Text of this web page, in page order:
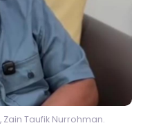
Zain Taufik Nurrohman.